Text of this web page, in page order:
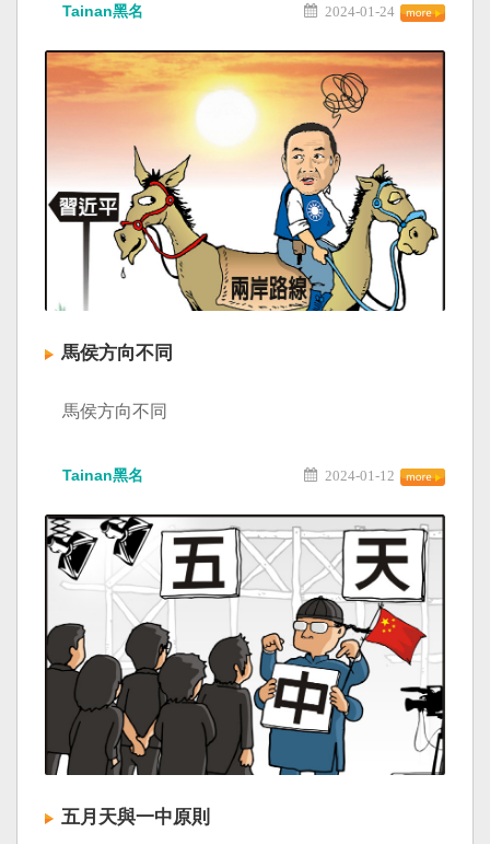
Tainan黑名 2024-01-24
馬侯方向不同
馬侯方向不同
Tainan黑名 2024-01-12
五月天與一中原則